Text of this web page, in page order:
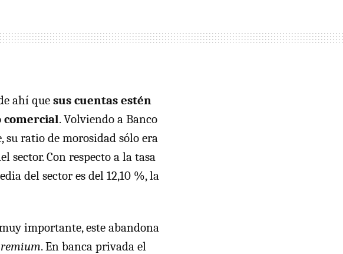
ahí que sus cuentas estén
comercial. Volviendo a Banco
su ratio de morosidad sólo era
sector. Con respecto a la tasa
del sector es del 12,10 %, la
importante, este abandona
. En banca privada el